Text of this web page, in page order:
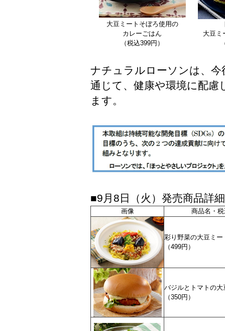
大豆ミートそぼろ使用の
カレーごはん
（税込399円）
大豆ミ
ナチュラルローソンは、
通じて、健康や環境に配
ます。
■9月8日（火）発売商品詳細
画像 商品名・
彩り野菜の大豆ミー
（499円）
バジルとトマトの
（350円）